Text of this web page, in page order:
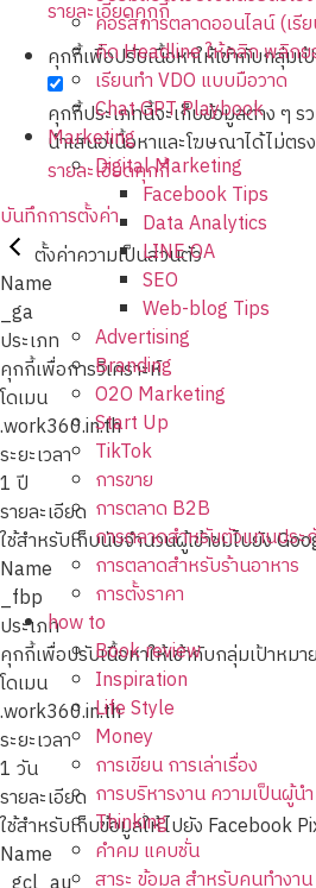
คอร์สการตลาดออนไลน์ (เรี
คิด Headline ให้คลิก พลิกย
เรียนทำ VDO แบบมือวาด
Chat GPT Playbook
Marketing
Digital Marketing
Facebook Tips
Data Analytics
LINE OA
SEO
Web-blog Tips
Advertising
Branding
O2O Marketing
Start Up
TikTok
การขาย
การตลาด B2B
การตลาดสำหรับตัวแทนประ
การตลาดสำหรับร้านอาหาร
การตั้งราคา
how to
Book review
Inspiration
Life Style
Money
การเขียน การเล่าเรื่อง
การบริหารงาน ความเป็นผู้นำ
Thinking
คำคม แคบชั่น
สาระ ข้อมูล สำหรับคนทำงาน
รายละเอียดคุกกี้
คุกกี้เพื่อปรับเนื้อหาให้เข้ากับกลุ่มเ
คุกกี้ประเภทนี้จะเก็บข้อมูลต่าง ๆ
นำเสนอเนื้อหาและโฆษณาได้ไม่ต
รายละเอียดคุกกี้
บันทึกการตั้งค่า
ตั้งค่าความเป็นส่วนตัว
Name
_ga
ประเภท
คุกกี้เพื่อการวิเคราะห์
โดเมน
.work360.in.th
ระยะเวลา
1 ปี
รายละเอียด
ใช้สำหรับเก็บนับจำนวนผู้เข้าชมไปยัง
Name
_fbp
ประเภท
คุกกี้เพื่อปรับเนื้อหาให้เข้ากับกลุ่มเป้าหมาย
โดเมน
.work360.in.th
ระยะเวลา
1 วัน
รายละเอียด
ใช้สำหรับเก็บข้อมูลให้ไปยัง Facebook
Name